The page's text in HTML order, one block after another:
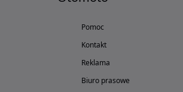
Pomoc
Kontakt
Reklama
Biuro prasowe